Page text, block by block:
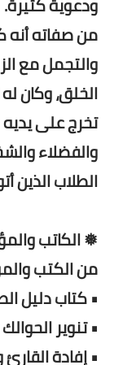
من صفاته أنه
والتجمل مع
الخلق، وكان
تخرج على
والفضلاء
الطلاب الذين
❅ الكاتب
من الكتب
• كتاب دليل
• تنوير
• إفادة